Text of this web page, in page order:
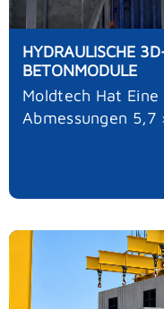
HYDRAULISCHE
BETONMODULE
Moldtech Hat
Abmessungen 5,7